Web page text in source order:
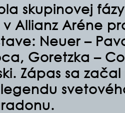
skupinovej
Allianz Aréne
Neuer –
Goretzka –
Zápas sa
legendu